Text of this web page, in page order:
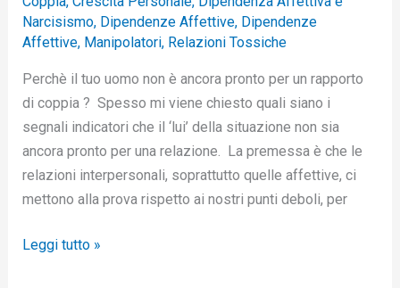
Narcisismo, Dipendenze Affettive, Dipendenze
Affettive, Manipolatori, Relazioni Tossiche
Perchè il tuo uomo non è ancora pronto per un rapporto
di coppia ? Spesso mi viene chiesto quali siano i
segnali indicatori che il ‘lui’ della situazione non sia
ancora pronto per una relazione. La premessa è che le
relazioni interpersonali, soprattutto quelle affettive, ci
mettono alla prova rispetto ai nostri punti deboli, per
Leggi tutto »